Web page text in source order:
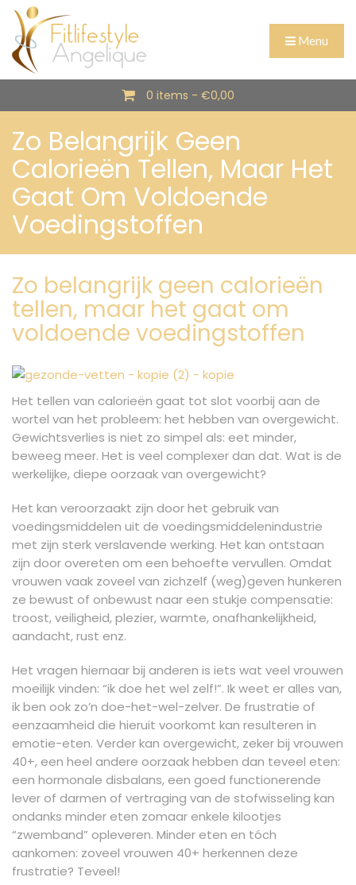
Menu
0 items - €0,00
Zo Belangrijk Geen
Calorieën Tellen, Maar Het
Gaat Om Voldoende
Voedingstoffen
Zo belangrijk geen calorieën
tellen, maar het gaat om
voldoende voedingstoffen
Het tellen van calorieën gaat tot slot voorbij aan de
wortel van het probleem: het hebben van overgewicht.
Gewichtsverlies is niet zo simpel als: eet minder,
beweeg meer. Het is veel complexer dan dat. Wat is de
werkelijke, diepe oorzaak van overgewicht?
Het kan veroorzaakt zijn door het gebruik van
voedingsmiddelen uit de voedingsmiddelenindustrie
met zijn sterk verslavende werking. Het kan ontstaan
zijn door overeten om een behoefte vervullen. Omdat
vrouwen vaak zoveel van zichzelf (weg)geven hunkeren
ze bewust of onbewust naar een stukje compensatie:
troost, veiligheid, plezier, warmte, onafhankelijkheid,
aandacht, rust enz.
Het vragen hiernaar bij anderen is iets wat veel vrouwen
moeilijk vinden: “ik doe het wel zelf!”. Ik weet er alles van,
ik ben ook zo’n doe-het-wel-zelver. De frustratie of
eenzaamheid die hieruit voorkomt kan resulteren in
emotie-eten. Verder kan overgewicht, zeker bij vrouwen
40+, een heel andere oorzaak hebben dan teveel eten:
een hormonale disbalans, een goed functionerende
lever of darmen of vertraging van de stofwisseling kan
ondanks minder eten zomaar enkele kilootjes
“zwemband” opleveren. Minder eten en tóch
aankomen: zoveel vrouwen 40+ herkennen deze
frustratie? Teveel!